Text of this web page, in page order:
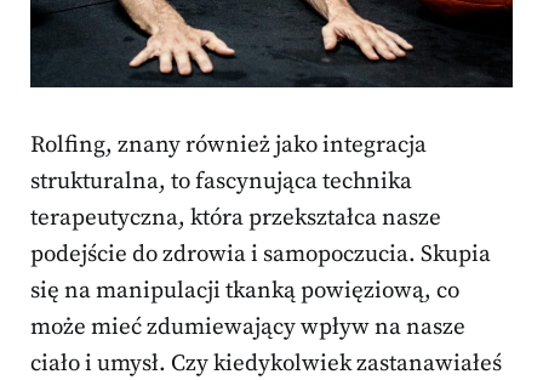
Rolfing, znany również jako integracja
strukturalna, to fascynująca technika
terapeutyczna, która przekształca nasze
podejście do zdrowia i samopoczucia. Skupia
się na manipulacji tkanką powięziową, co
może mieć zdumiewający wpływ na nasze
ciało i umysł. Czy kiedykolwiek zastanawiałeś